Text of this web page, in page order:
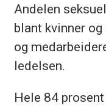
Andelen
blant kvinner
og
ledelsen.
Hele 84